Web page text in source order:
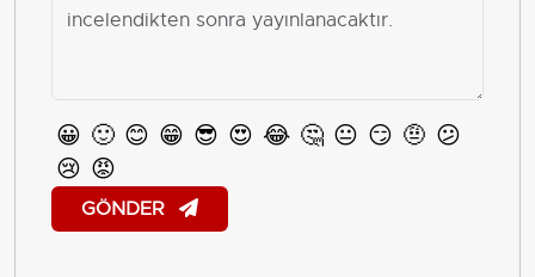
😀 🙂 😊 😁 😎 😍 😂 🤔 😐 😏 🤨 😕
😢 😡
GÖNDER